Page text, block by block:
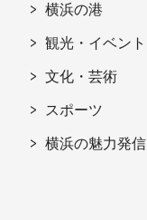
横浜の港
観光・イベント
文化・芸術
スポーツ
横浜の魅力発信